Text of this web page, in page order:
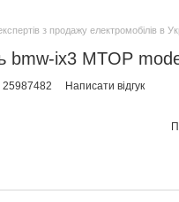
з продажу електромобілів в
bmw-ix3 МTOP
25987482 Написати відгук